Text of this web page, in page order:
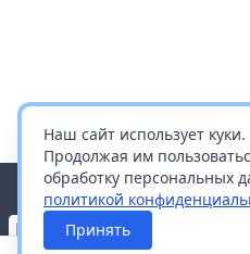
Наш сайт использует куки.
Продолжая им
обработку персональных
политикой
Принять